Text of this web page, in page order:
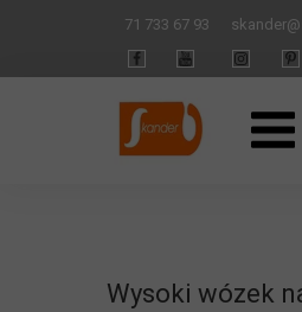
71 733 67 93 skander
Wysoki wózek